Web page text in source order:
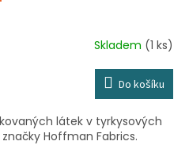
Skladem (1 ks)
Do košíku
látek v tyrkysových
Hoffman Fabrics.